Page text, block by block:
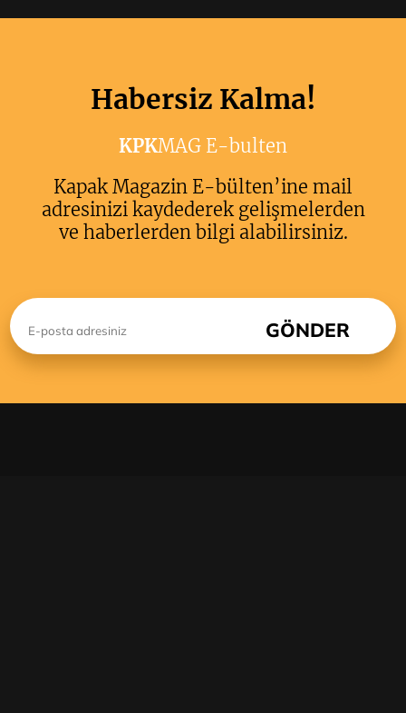
Habersiz Kalma!
KPKMAG E-bulten
Kapak Magazin E-bülten’ine mail
adresinizi kaydederek gelişmelerden
ve haberlerden bilgi alabilirsiniz.